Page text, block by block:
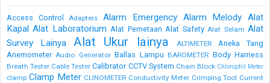
Access Control Adapters Alarm Emergency Alarm Melody Alat
Kapal Alat Laboratorium Alat Pemetaan Alat Safety Alat Selam Alat
Survey Lainya
Alat Ukur lainya ALTIMETER
Aneka Tang
Anemometer Audio Generator Ballas Lampu BAROMETER Body Harness
Breath Tester Cable Tester Calibrator CCTV System Chain Block Chlorophil Meter
clamp Clamp Meter CLINOMETER Conductivity Meter Crimping Tool Current